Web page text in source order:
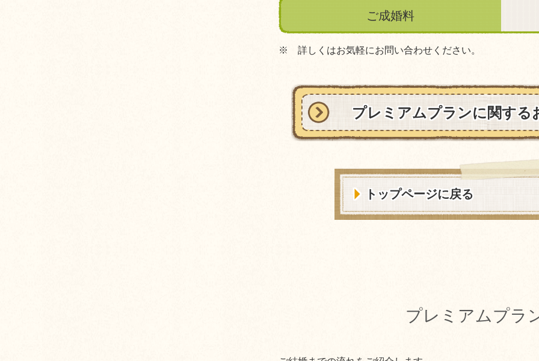
ご成婚料
※ 詳しくはお気軽にお問い合わせください。
プレミアムプランに関する
トップページに戻る
プレミアムプラ